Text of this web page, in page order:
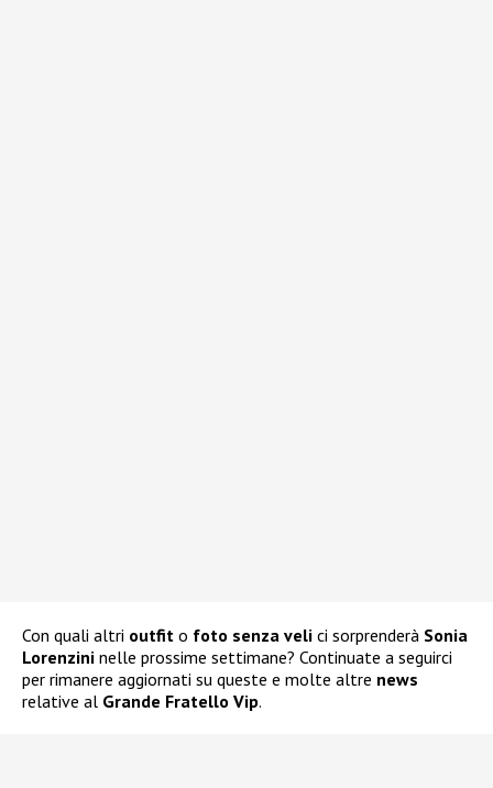
Con quali altri outfit o foto senza veli ci sorprenderà Sonia
Lorenzini nelle prossime settimane? Continuate a seguirci
per rimanere aggiornati su queste e molte altre news
relative al Grande Fratello Vip.